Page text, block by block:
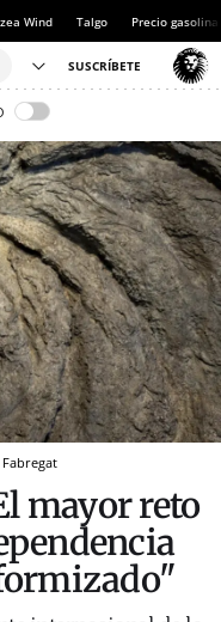
Wind Talgo Precio gasolina
Fabregat
mayor reto